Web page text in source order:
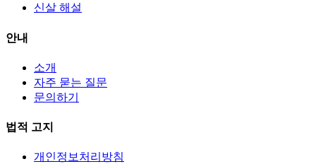
신살 해설
안내
소개
자주 묻는 질문
문의하기
법적 고지
개인정보처리방침